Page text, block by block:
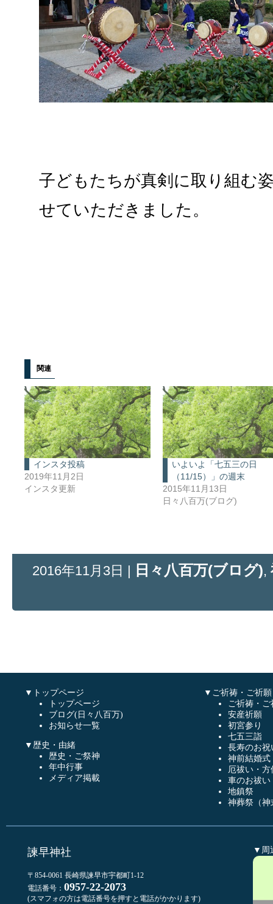
子どもたちが真剣に取り組む
せていただきました。
関連
インスタ投稿
2019年11月2日
インスタ更新
いよいよ「七五三の日
（11/15）」の週末
2015年11月13日
日々八百万(ブログ)
2016年11月3日 | 日々八百万(ブログ),
▼トップページ
トップページ
ブログ(日々八百万)
お知らせ一覧
▼歴史・由緒
歴史・ご祭神
年中行事
メディア掲載
▼ご祈祷・ご祈願
ご祈祷・ご
安産祈願
初宮参り
七五三詣
長寿のお祝
神前結婚式
厄祓い・方
車のお祓い
地鎮祭
神葬祭（神
諫早神社
〒854-0061 長崎県諫早市宇都町1-12
電話番号： 0957-22-2073
(スマフォの方は電話番号を押すと電話がかかります)
▼周